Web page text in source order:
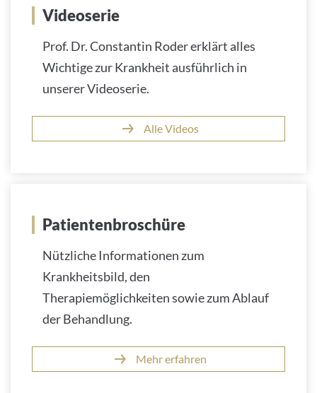
r
s
s
Videoserie
Prof. Dr. Constantin Roder erklärt alles
Wichtige zur Krankheit ausführlich in
unserer Videoserie.
Alle Videos
Patientenbroschüre
Nützliche Informationen zum
Krankheitsbild, den
Therapiemöglichkeiten sowie zum Ablauf
der Behandlung.
Mehr erfahren